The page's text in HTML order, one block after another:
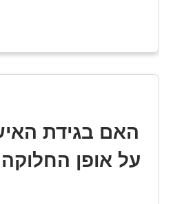
האם בגידת
על אופן